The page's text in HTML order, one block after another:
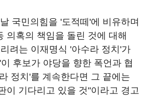
국민의힘을 '도적떼'에 비유하며
의혹의 책임을 돌린 것에 대해
려는 이재명식 '아수라 정치'가
후보가 야당을 향한 폭언과 협
정치'를 계속한다면 그 끝에는
이 기다리고 있을 것"이라고 경고